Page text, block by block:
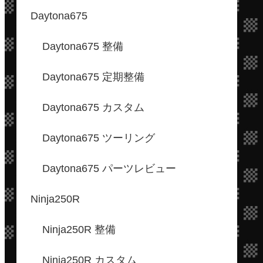
Daytona675
Daytona675 整備
Daytona675 定期整備
Daytona675 カスタム
Daytona675 ツーリング
Daytona675 パーツレビュー
Ninja250R
Ninja250R 整備
Ninja250R カスタム